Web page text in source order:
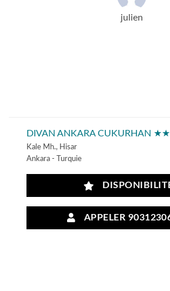
julien
DIVAN ANKARA CUKURHAN
Kale Mh., Hisar
Ankara - Turquie
APPELER